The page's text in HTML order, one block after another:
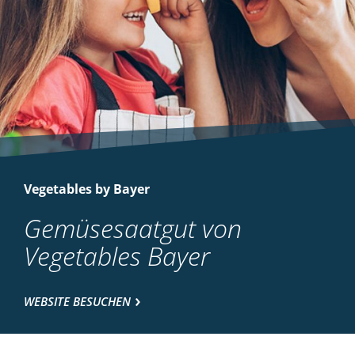
Vegetables by Bayer
Gemüsesaatgut von
Vegetables Bayer
WEBSITE BESUCHEN